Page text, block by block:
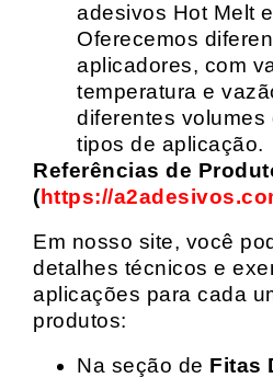
adesivos Hot Melt
Oferecemos
aplicadores, com
temperatura e
diferentes volumes
tipos de aplicação.
Referências de
(https://
Em nosso site, você
detalhes técnicos e
aplicações para cada
produtos:
Na seção de Fitas